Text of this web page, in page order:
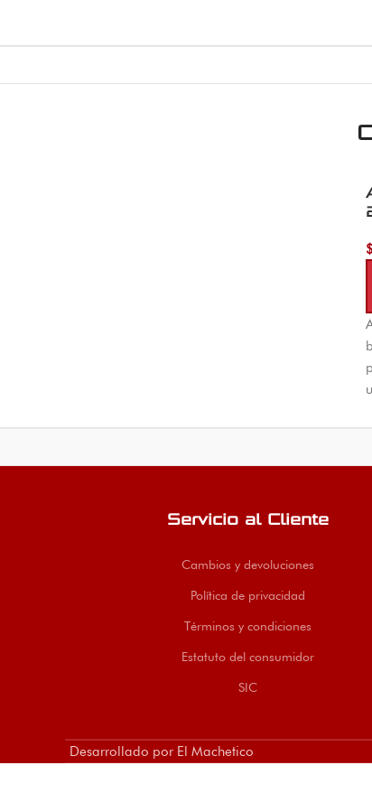
$
Servicio al Cliente
Cambios y devoluciones
Política de privacidad
Términos y condiciones
Estatuto del consumidor
SIC
Desarrollado por El Machetico